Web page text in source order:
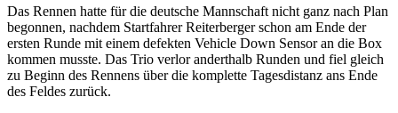
Das Rennen hatte für die deutsche Mannschaft nicht ganz nach Plan
begonnen, nachdem Startfahrer Reiterberger schon am Ende der
ersten Runde mit einem defekten Vehicle Down Sensor an die Box
kommen musste. Das Trio verlor anderthalb Runden und fiel gleich
zu Beginn des Rennens über die komplette Tagesdistanz ans Ende
des Feldes zurück.